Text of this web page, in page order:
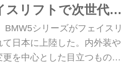
スリフトで次世代に
見事な進化を遂げて
BMW5シリーズがフェイスリ
て日本に上陸した。内外装や
更を中心とした目立つもので